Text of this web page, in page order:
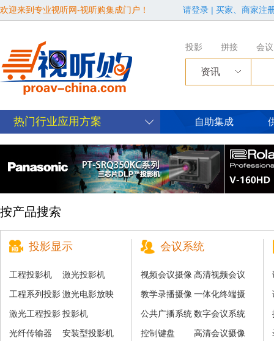
欢迎来到专业视听网-视听购集成门户！ 请登录 | 买家、商家注
投影 拼接 会议
资讯
热门行业应用方案 自助集成
按产品搜索
投影显示
工程投影机
激光投影机
工程系列投影
机
激光电影放映
机
激光工程投影
机
投影机
光纤传输器
安装型投影机
会议系统
视频会议摄像
机
高清视频会议
摄像机
教学录播摄像
机
一体化终端摄
像机
公共广播系统数字会议系统
控制键盘
高清会议摄像